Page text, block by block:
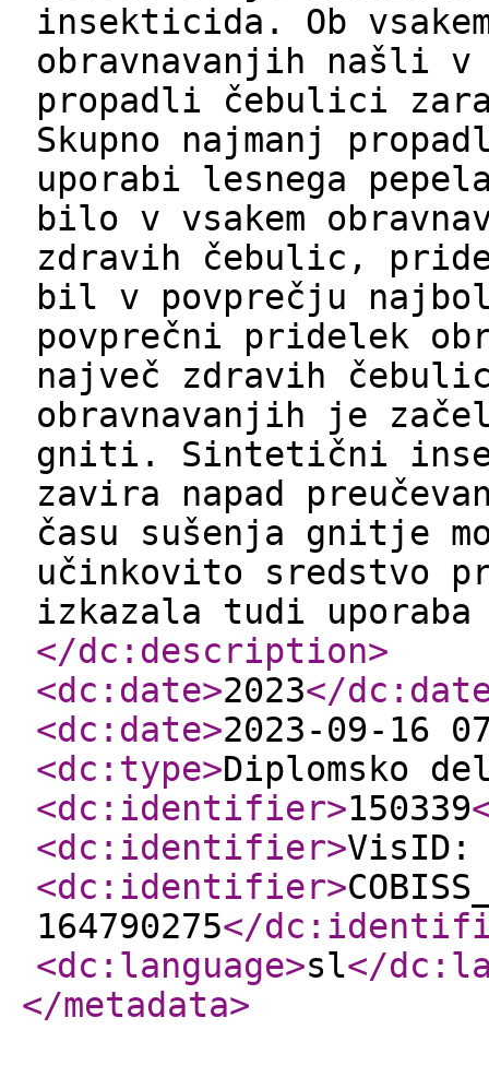
insekticida. Ob
obravnavanjih našli v
propadli čebulici
Skupno najmanj
uporabi lesnega
bilo v vsakem
zdravih čebulic,
bil v povprečju
povprečni pridelek
največ zdravih
obravnavanjih je začel
gniti. Sintetični
zavira napad
času sušenja gnitje
učinkovito sredstvo
izkazala tudi uporaba
</dc:description>
<dc:date>2023</
<dc:date>2023-09-16
<dc:type>Diplomsko
<dc:identifier>150339
<dc:identifier>VisID:
<dc:identifier>
164790275</
<dc:language>sl</
</metadata>